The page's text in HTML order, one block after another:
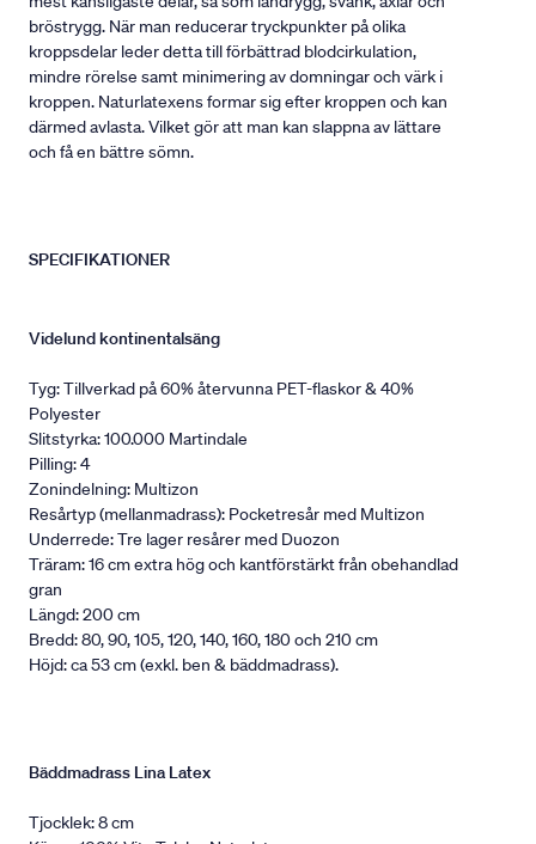
bröstrygg. När man reducerar tryckpunkter på olika
kroppsdelar leder detta till förbättrad blodcirkulation,
mindre rörelse samt minimering av domningar och värk i
kroppen. Naturlatexens formar sig efter kroppen och kan
därmed avlasta. Vilket gör att man kan slappna av lättare
och få en bättre sömn.
SPECIFIKATIONER
Videlund kontinentalsäng
Tyg: Tillverkad på 60% återvunna PET-flaskor & 40%
Polyester
Slitstyrka: 100.000 Martindale
Pilling: 4
Zonindelning: Multizon
Resårtyp (mellanmadrass): Pocketresår med Multizon
Underrede: Tre lager resårer med Duozon
Träram: 16 cm extra hög och kantförstärkt från obehandlad
gran
Längd: 200 cm
Bredd: 80, 90, 105, 120, 140, 160, 180 och 210 cm
Höjd: ca 53 cm (exkl. ben & bäddmadrass).
Bäddmadrass Lina Latex
Tjocklek: 8 cm